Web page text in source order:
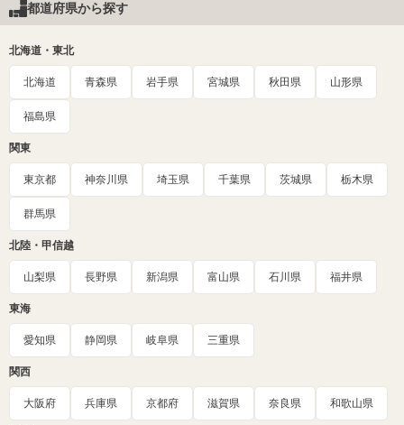
都道府県から探す
北海道・東北
北海道 青森県 岩手県 宮城県 秋田県 山形県
福島県
関東
東京都 神奈川県 埼玉県 千葉県 茨城県 栃木県
群馬県
北陸・甲信越
山梨県 長野県 新潟県 富山県 石川県 福井県
東海
愛知県 静岡県 岐阜県 三重県
関西
大阪府 兵庫県 京都府 滋賀県 奈良県 和歌山県